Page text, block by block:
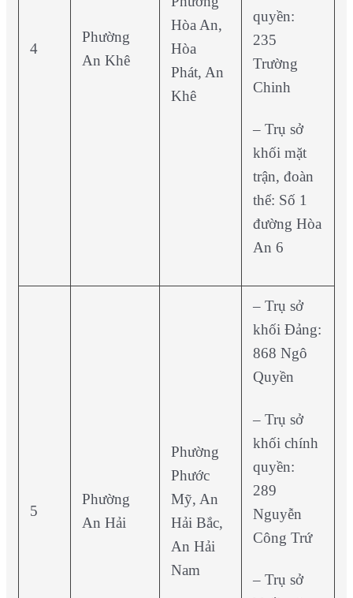
4
Phường
An Khê
Hòa An,
Hòa
Phát, An
Khê
quyền:
235
Trường
Chinh
– Trụ sở
khối mặt
trận, đoàn
thể: Số 1
đường Hòa
An 6
5
Phường
An Hải
Phường
Phước
Mỹ, An
Hải Bắc,
An Hải
Nam
– Trụ sở
khối Đảng:
868 Ngô
Quyền
– Trụ sở
khối chính
quyền:
289
Nguyễn
Công Trứ
– Trụ sở